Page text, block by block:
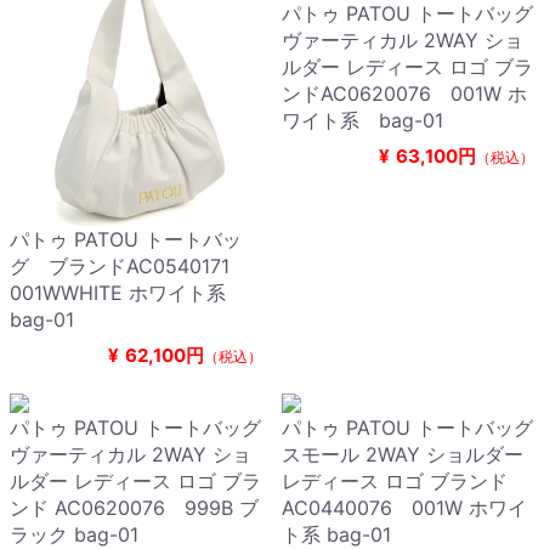
パトゥ PATOU トートバッ
グ ブランドAC0540171
001WWHITE ホワイト系
bag-01
¥ 62,100円 （税込）
パトゥ PATOU トートバッグ
ヴァーティカル 2WAY ショ
ルダー レディース ロゴ ブラ
ンドAC0620076 001W ホ
ワイト系 bag-01
¥ 63,100円 （税込）
パトゥ PATOU トートバッグ
ヴァーティカル 2WAY ショ
ルダー レディース ロゴ ブラ
ンド AC0620076 999B ブ
ラック bag-01
パトゥ PATOU トートバッグ
スモール 2WAY ショルダー
レディース ロゴ ブランド
AC0440076 001W ホワイ
ト系 bag-01